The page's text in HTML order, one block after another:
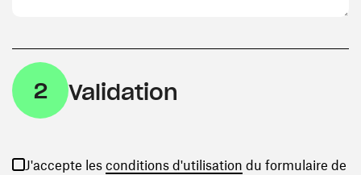
2 Validation
J'accepte les conditions d'utilisation (ouvre une
du formulaire de